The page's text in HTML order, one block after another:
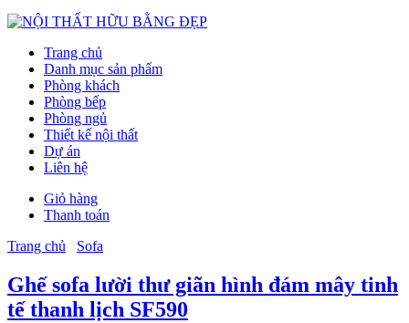
Trang chủ
Danh mục sản phẩm
Phòng khách
Phòng bếp
Phòng ngủ
Thiết kế nội thất
Dự án
Liên hệ
Giỏ hàng
Thanh toán
Trang chủ
Sofa
Ghế sofa lười thư giãn hình đám mây tinh
tế thanh lịch SF590